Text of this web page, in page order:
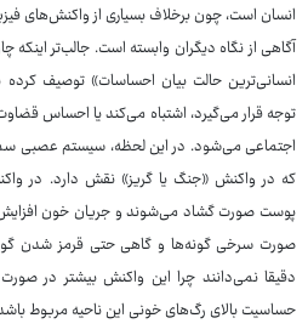
انسان است، چون برخلاف بسیاری از واکنش‌های
آگاهی از نگاه دیگران وابسته است. جالب‌تر اینکه
انسانی‌ترین حالت بیان احساسات» توصیف
توجه قرار می‌گیرد، اشتباه می‌کند یا احساس
اجتماعی می‌شود. در این لحظه، سیستم عصبی
که در واکنش «جنگ یا گریز» نقش دارد. در
پوست صورت گشاد می‌شوند و جریان خون افزایش
صورت سرخی گونه‌ها و گاهی حتی قرمز شدن
دقیقا نمی‌دانند چرا این واکنش بیشتر در
حساسیت بالای رگ‌های خونی این ناحیه مربوط